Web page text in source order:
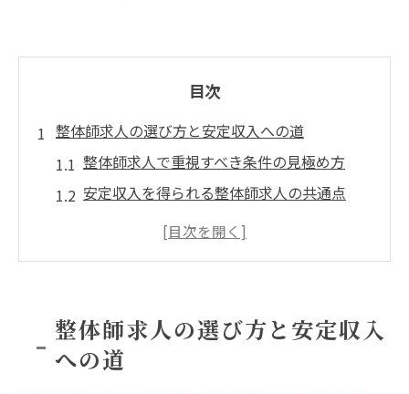
目次
整体師求人の選び方と安定収入への道
整体師求人で重視すべき条件の見極め方
安定収入を得られる整体師求人の共通点
未経験歓迎の整体師求人を探すコツ
未経験から整体師へ転職するコツ
未経験で整体師求人に応募する際のポイン
ト
整体師求人の選び方と安定収入
への道